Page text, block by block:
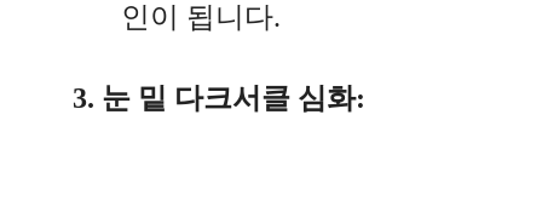
인이 됩니다.
3. 눈 밑 다크서클 심화: